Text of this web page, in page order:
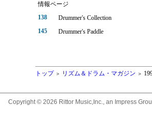
情報ページ
138
Drummer's Collection
145
Drummer's Paddle
トップ ＞ リズム＆ドラム・マガジン ＞
Copyright © 2026 Rittor Music,Inc., an Impress